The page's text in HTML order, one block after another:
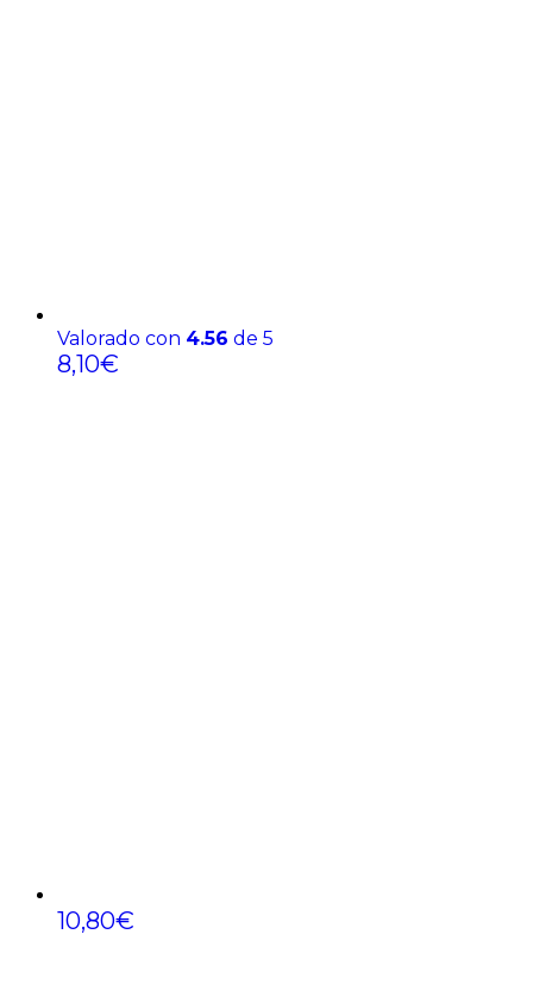
Valorado con 4.56 de 5
8,10€
10,80€